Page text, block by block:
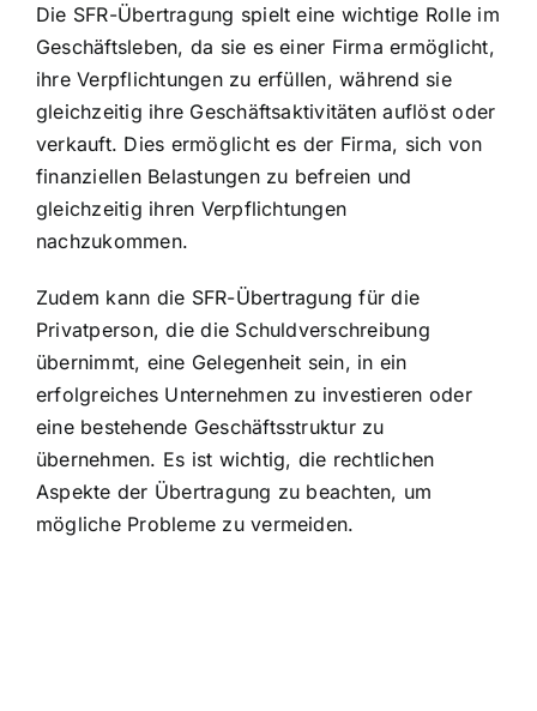
Die SFR-Übertragung spielt eine wichtige Rolle im
Geschäftsleben, da sie es einer Firma ermöglicht,
ihre Verpflichtungen zu erfüllen, während sie
gleichzeitig ihre Geschäftsaktivitäten auflöst oder
verkauft. Dies ermöglicht es der Firma, sich von
finanziellen Belastungen zu befreien und
gleichzeitig ihren Verpflichtungen
nachzukommen.
Zudem kann die SFR-Übertragung für die
Privatperson, die die Schuldverschreibung
übernimmt, eine Gelegenheit sein, in ein
erfolgreiches Unternehmen zu investieren oder
eine bestehende Geschäftsstruktur zu
übernehmen. Es ist wichtig, die rechtlichen
Aspekte der Übertragung zu beachten, um
mögliche Probleme zu vermeiden.